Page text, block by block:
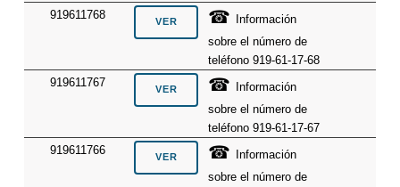
919611768
☎
Información
sobre el número de
teléfono 919-61-17-68
919611767
☎
Información
sobre el número de
teléfono 919-61-17-67
919611766
☎
Información
sobre el número de